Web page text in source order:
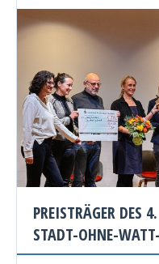
PREISTRÄGER DES
STADT-OHNE-